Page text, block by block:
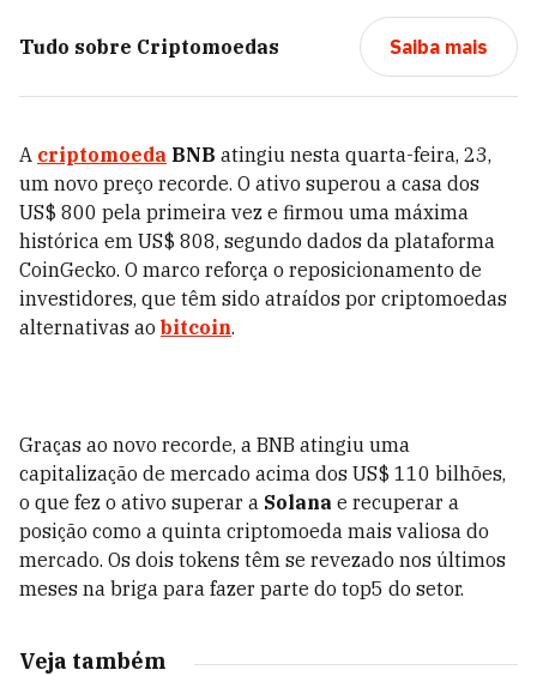
Tudo sobre Criptomoedas Saiba mais
A criptomoeda BNB atingiu nesta quarta-feira, 23,
um novo preço recorde. O ativo superou a casa dos
US$ 800 pela primeira vez e firmou uma máxima
histórica em US$ 808, segundo dados da plataforma
CoinGecko. O marco reforça o reposicionamento de
investidores, que têm sido atraídos por criptomoedas
alternativas ao bitcoin.
Graças ao novo recorde, a BNB atingiu uma
capitalização de mercado acima dos US$ 110 bilhões,
o que fez o ativo superar a Solana e recuperar a
posição como a quinta criptomoeda mais valiosa do
mercado. Os dois tokens têm se revezado nos últimos
meses na briga para fazer parte do top5 do setor.
Veja também